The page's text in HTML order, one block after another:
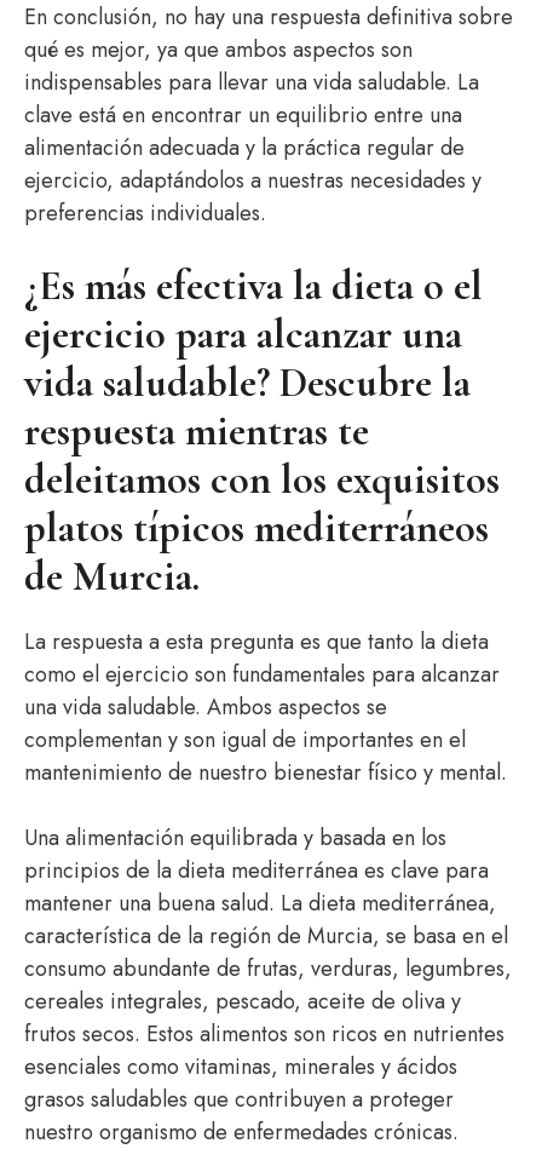
En conclusión, no hay una respuesta definitiva sobre
qué es mejor, ya que ambos aspectos son
indispensables para llevar una vida saludable. La
clave está en encontrar un equilibrio entre una
alimentación adecuada y la práctica regular de
ejercicio, adaptándolos a nuestras necesidades y
preferencias individuales.
¿Es más efectiva la dieta o el
ejercicio para alcanzar una
vida saludable? Descubre la
respuesta mientras te
deleitamos con los exquisitos
platos típicos mediterráneos
de Murcia.
La respuesta a esta pregunta es que tanto la dieta
como el ejercicio son fundamentales para alcanzar
una vida saludable. Ambos aspectos se
complementan y son igual de importantes en el
mantenimiento de nuestro bienestar físico y mental.
Una alimentación equilibrada y basada en los
principios de la dieta mediterránea es clave para
mantener una buena salud. La dieta mediterránea,
característica de la región de Murcia, se basa en el
consumo abundante de frutas, verduras, legumbres,
cereales integrales, pescado, aceite de oliva y
frutos secos. Estos alimentos son ricos en nutrientes
esenciales como vitaminas, minerales y ácidos
grasos saludables que contribuyen a proteger
nuestro organismo de enfermedades crónicas.